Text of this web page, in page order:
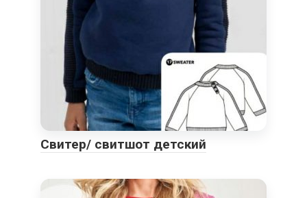
Свитер/ свитшот детский